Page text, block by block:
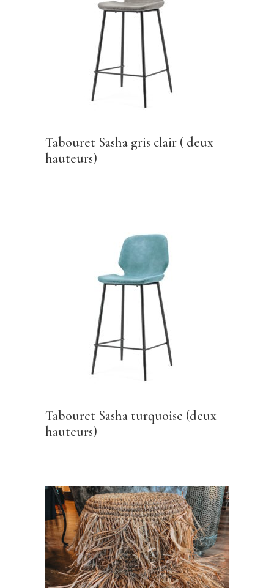
Tabouret Sasha gris clair ( deux
hauteurs)
Tabouret Sasha turquoise (deux
hauteurs)